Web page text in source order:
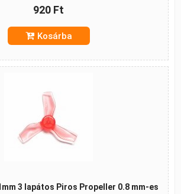
920 Ft
Kosárba
3 lapátos Piros Propeller 0.8 mm-es